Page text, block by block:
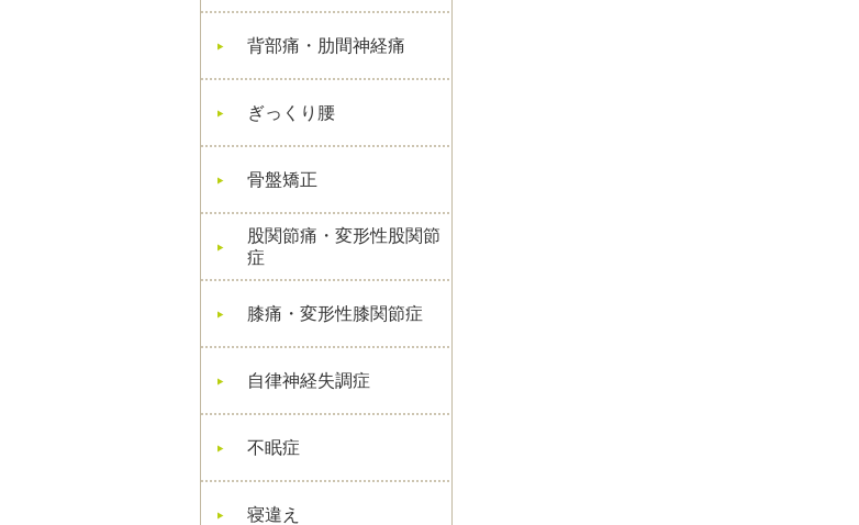
背部痛・肋間神経痛
ぎっくり腰
骨盤矯正
股関節痛・変形性股関節
症
膝痛・変形性膝関節症
自律神経失調症
不眠症
寝違え